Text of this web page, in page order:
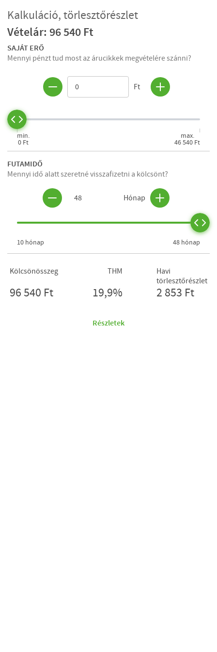
Kalkuláció, törlesztőrészlet
Vételár: 96 540 Ft
SAJÁT ERŐ
Mennyi pénzt tud most az árucikkek megvételére szánni?
Ft
min.
0 Ft
max.
46 540 Ft
FUTAMIDŐ
Mennyi idő alatt szeretné visszafizetni a kölcsönt?
48 Hónap
10 hónap 48 hónap
Kölcsönösszeg
96 540 Ft
THM
19,9%
Havi
törlesztőrészlet
2 853 Ft
Részletek